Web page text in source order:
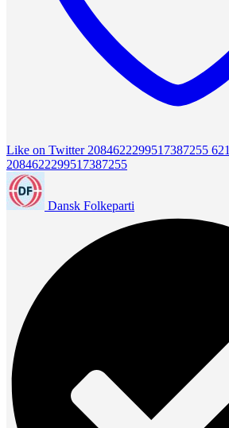
Like on Twitter 2084622299517387255 621
2084622299517387255
Dansk Folkeparti